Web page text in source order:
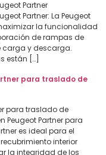
Partner
Partner: La Peugeot
la funcionalidad
de rampas de
carga y descarga.
están […]
para traslado de
para traslado de
Peugeot Partner para
es ideal para el
interior
la integridad de los